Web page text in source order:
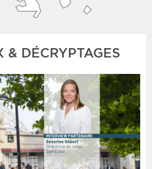
& DÉCRYPTAGES